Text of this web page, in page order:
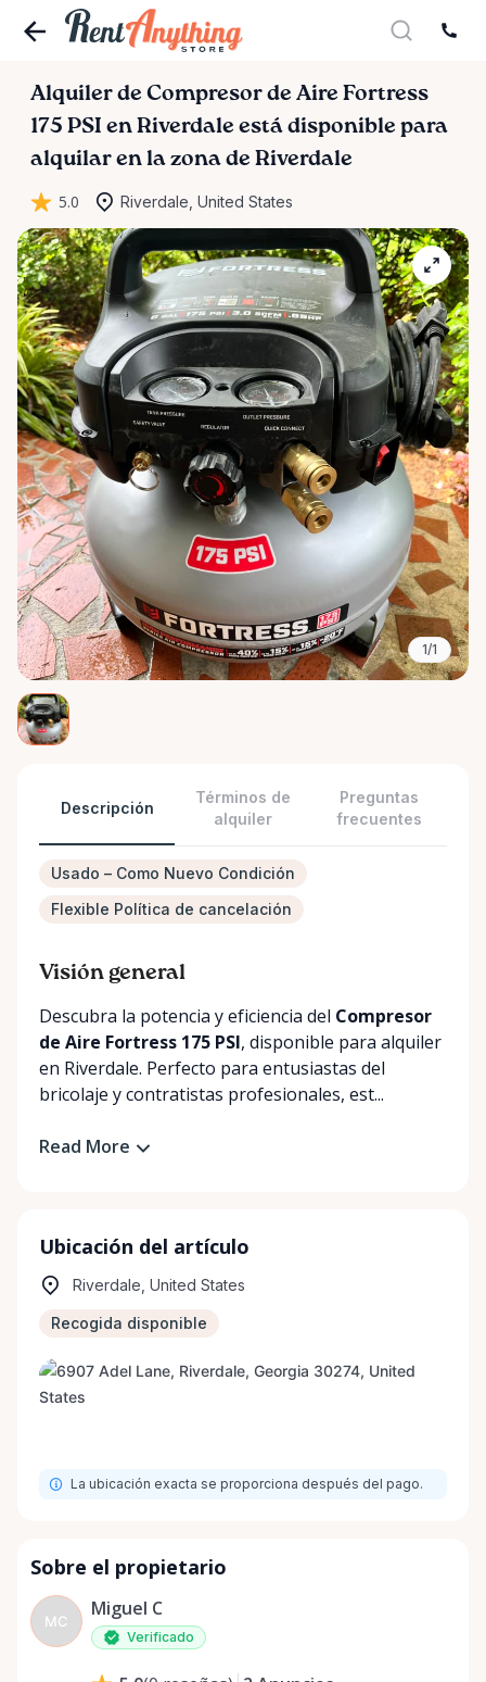
Alquiler de Compresor de Aire Fortress
175 PSI en Riverdale está disponible para
alquilar en la zona de Riverdale
5.0 Riverdale, United States
1/1
Descripción
Términos de
alquiler
Preguntas
frecuentes
Usado – Como Nuevo Condición
Flexible Política de cancelación
Visión general
Descubra la potencia y eficiencia del Compresor
de Aire Fortress 175 PSI, disponible para alquiler
en Riverdale. Perfecto para entusiastas del
bricolaje y contratistas profesionales, est...
Read More
Ubicación del artículo
Riverdale, United States
Recogida disponible
La ubicación exacta se proporciona después del pago.
Sobre el propietario
MC
Miguel C
Verificado